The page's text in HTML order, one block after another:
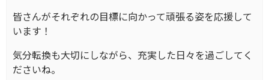
皆さんがそれぞれの目標に向かって頑張る姿を応援して
います！
気分転換も大切にしながら、充実した日々を過ごしてく
ださいね。